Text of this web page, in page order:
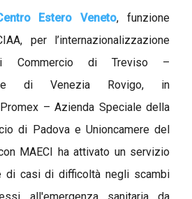
Estero Veneto, funzione
per l’internazionalizzazione
Commercio di Treviso –
e di Venezia Rovigo, in
– Azienda Speciale della
di Padova e Unioncamere del
MAECI ha attivato un servizio
di casi di difficoltà negli scambi